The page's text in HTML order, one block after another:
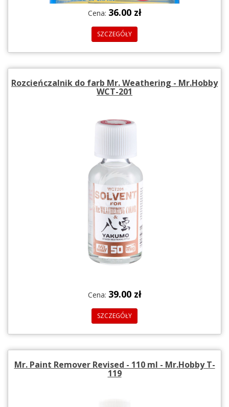
Cena: 36.00 zł
SZCZEGÓŁY
Rozcieńczalnik do farb Mr. Weathering - Mr.Hobby
WCT-201
Cena: 39.00 zł
SZCZEGÓŁY
Mr. Paint Remover Revised - 110 ml - Mr.Hobby T-
119